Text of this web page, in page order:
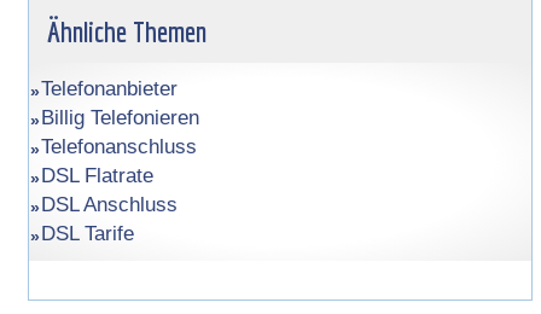
Ähnliche Themen
Telefonanbieter
Billig Telefonieren
Telefonanschluss
DSL Flatrate
DSL Anschluss
DSL Tarife